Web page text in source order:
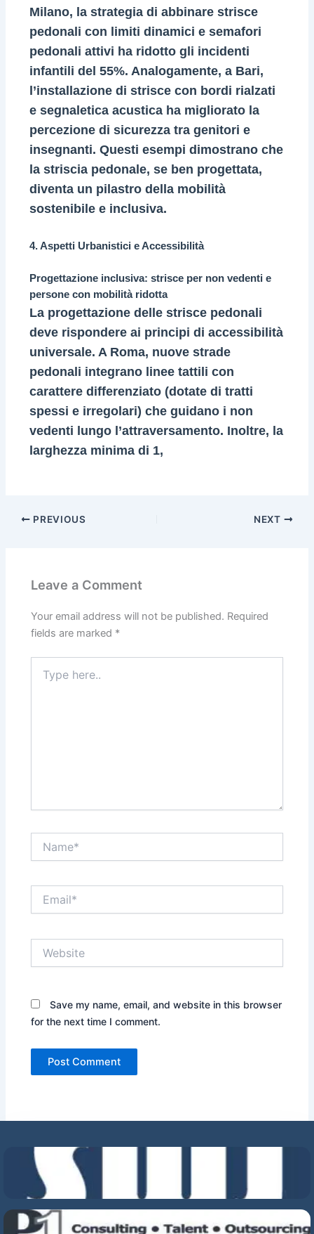
Milano, la strategia di abbinare strisce
pedonali con limiti dinamici e semafori
pedonali attivi ha ridotto gli incidenti
infantili del 55%. Analogamente, a Bari,
l’installazione di strisce con bordi rialzati
e segnaletica acustica ha migliorato la
percezione di sicurezza tra genitori e
insegnanti. Questi esempi dimostrano che
la striscia pedonale, se ben progettata,
diventa un pilastro della mobilità
sostenibile e inclusiva.
4. Aspetti Urbanistici e Accessibilità
Progettazione inclusiva: strisce per non vedenti e
persone con mobilità ridotta
La progettazione delle strisce pedonali
deve rispondere ai principi di accessibilità
universale. A Roma, nuove strade
pedonali integrano linee tattili con
carattere differenziato (dotate di tratti
spessi e irregolari) che guidano i non
vedenti lungo l’attraversamento. Inoltre, la
larghezza minima di 1,
PREVIOUS NEXT
Leave a Comment
Your email address will not be published. Required
fields are marked *
here..
Save my name, email, and website in this browser
for the next time I comment.